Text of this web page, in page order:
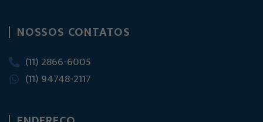
NOSSOS CONTATOS
(11) 2866-6005
(11) 94748-2117